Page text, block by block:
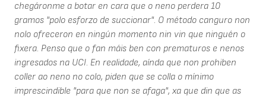
chegáronme a botar en cara que o neno perdera 10
gramos "polo esforzo de succionar". O método canguro non
nolo ofreceron en ningún momento nin vin que ninguén o
fixera. Penso que o fan máis ben con prematuros e nenos
ingresados na UCI. En realidade, aínda que non prohiben
coller ao neno no colo, piden que se colla o mínimo
imprescindible "para que non se afaga", xa que din que as